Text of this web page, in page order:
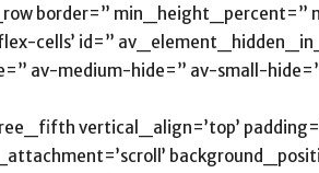
border=” min_height_percent=”
cells’ id=”
av-medium-hide=” av-small-
vertical_align=’top’